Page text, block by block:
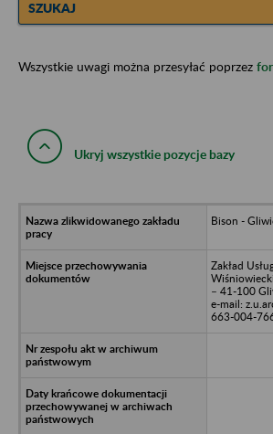
SZUKAJ
Wszystkie uwagi można przesyłać poprzez
Ukryj wszystkie pozycje bazy
Bison -
Zakład
– 41-100
e-mail:
663-004-